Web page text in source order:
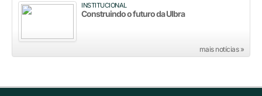
INSTITUCIONAL
Construindo o futuro da Ulbra
mais notícias »